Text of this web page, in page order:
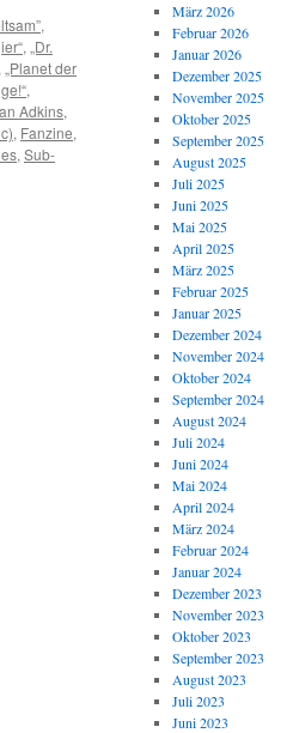
,
, „Dr.
„Planet der
,
Adkins,
, Fanzine,
, Sub-
März 2026
Februar 2026
Januar 2026
Dezember 2025
November 2025
Oktober 2025
September 2025
August 2025
Juli 2025
Juni 2025
Mai 2025
April 2025
März 2025
Februar 2025
Januar 2025
Dezember 2024
November 2024
Oktober 2024
September 2024
August 2024
Juli 2024
Juni 2024
Mai 2024
April 2024
März 2024
Februar 2024
Januar 2024
Dezember 2023
November 2023
Oktober 2023
September 2023
August 2023
Juli 2023
Juni 2023